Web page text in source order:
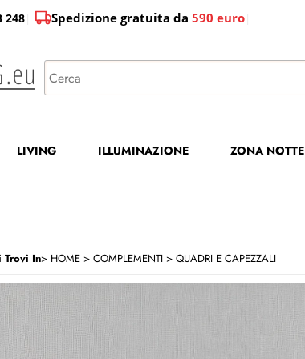
248 Spedizione gratuita da 590 euro
LIVING ILLUMINAZIONE ZONA NOTTE
Trovi In HOME COMPLEMENTI QUADRI E CAPEZZALI